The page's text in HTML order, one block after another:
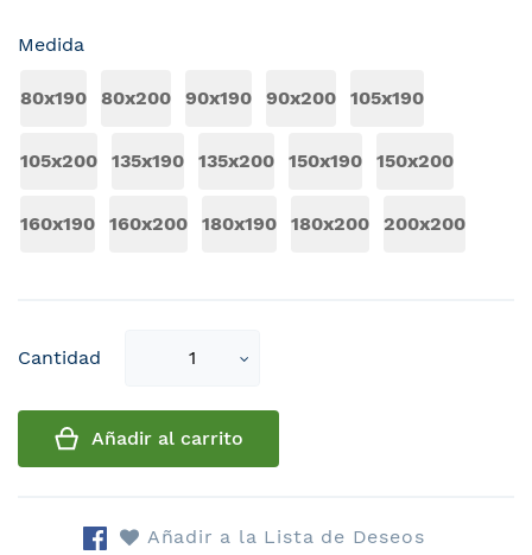
Medida
80x190 80x200 90x190 90x200 105x190
105x200 135x190 135x200 150x190 150x200
160x190 160x200 180x190 180x200 200x200
Cantidad
Select
Añadir al carrito
Añadir a la Lista de Deseos